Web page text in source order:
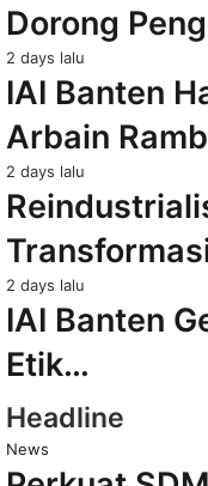
Dorong
2 days lalu
IAI Banten
Arbain
2 days lalu
2 days lalu
IAI Banten
Etik…
Headline
News